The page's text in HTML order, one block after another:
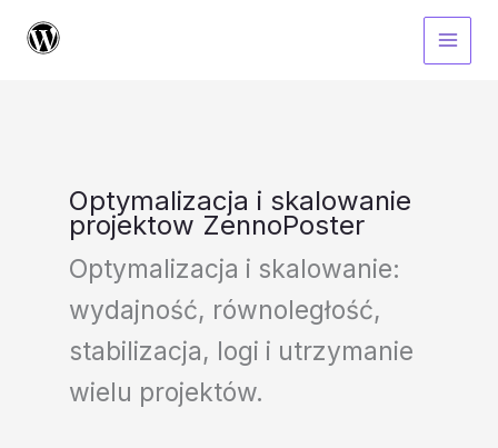
treści
Optymalizacja i skalowanie
projektow ZennoPoster
Optymalizacja i skalowanie:
wydajność, równoległość,
stabilizacja, logi i utrzymanie
wielu projektów.